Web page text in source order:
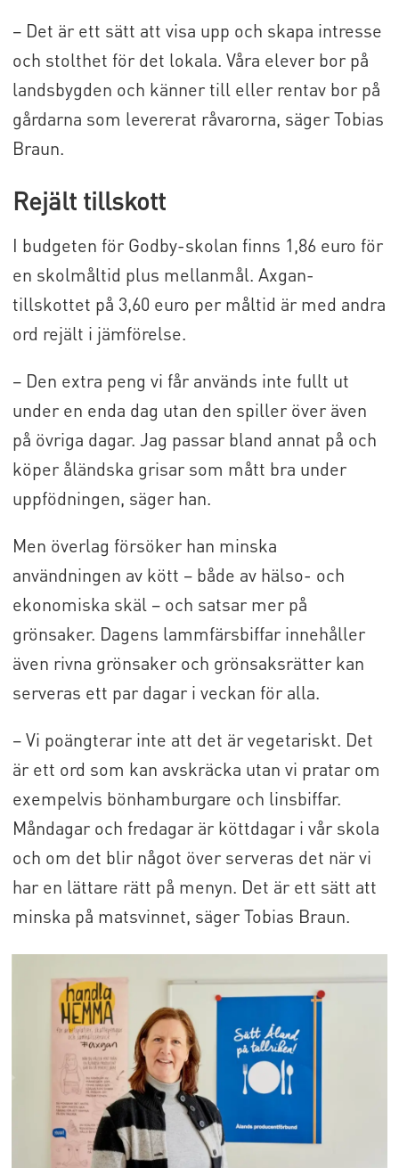
– Det är ett sätt att visa upp och skapa intresse
och stolthet för det lokala. Våra elever bor på
landsbygden och känner till eller rentav bor på
gårdarna som levererat råvarorna, säger Tobias
Braun.
Rejält tillskott
I budgeten för Godby-skolan finns 1,86 euro för
en skolmåltid plus mellanmål. Axgan-
tillskottet på 3,60 euro per måltid är med andra
ord rejält i jämförelse.
– Den extra peng vi får används inte fullt ut
under en enda dag utan den spiller över även
på övriga dagar. Jag passar bland annat på och
köper åländska grisar som mått bra under
uppfödningen, säger han.
Men överlag försöker han minska
användningen av kött – både av hälso- och
ekonomiska skäl – och satsar mer på
grönsaker. Dagens lammfärsbiffar innehåller
även rivna grönsaker och grönsaksrätter kan
serveras ett par dagar i veckan för alla.
– Vi poängterar inte att det är vegetariskt. Det
är ett ord som kan avskräcka utan vi pratar om
exempelvis bönhamburgare och linsbiffar.
Måndagar och fredagar är köttdagar i vår skola
och om det blir något över serveras det när vi
har en lättare rätt på menyn. Det är ett sätt att
minska på matsvinnet, säger Tobias Braun.